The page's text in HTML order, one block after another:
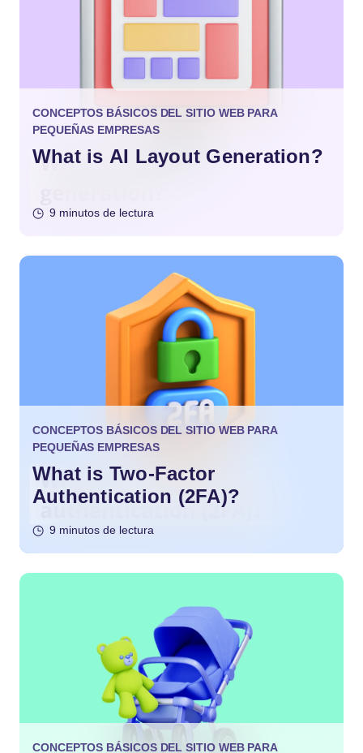
CONCEPTOS BÁSICOS DEL SITIO WEB PARA
PEQUEÑAS EMPRESAS
What is AI Layout Generation?
9 minutos de lectura
CONCEPTOS BÁSICOS DEL SITIO WEB PARA
PEQUEÑAS EMPRESAS
What is Two-Factor
Authentication (2FA)?
9 minutos de lectura
CONCEPTOS BÁSICOS DEL SITIO WEB PARA